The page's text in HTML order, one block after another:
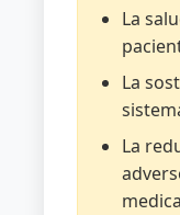
con
La
La
La